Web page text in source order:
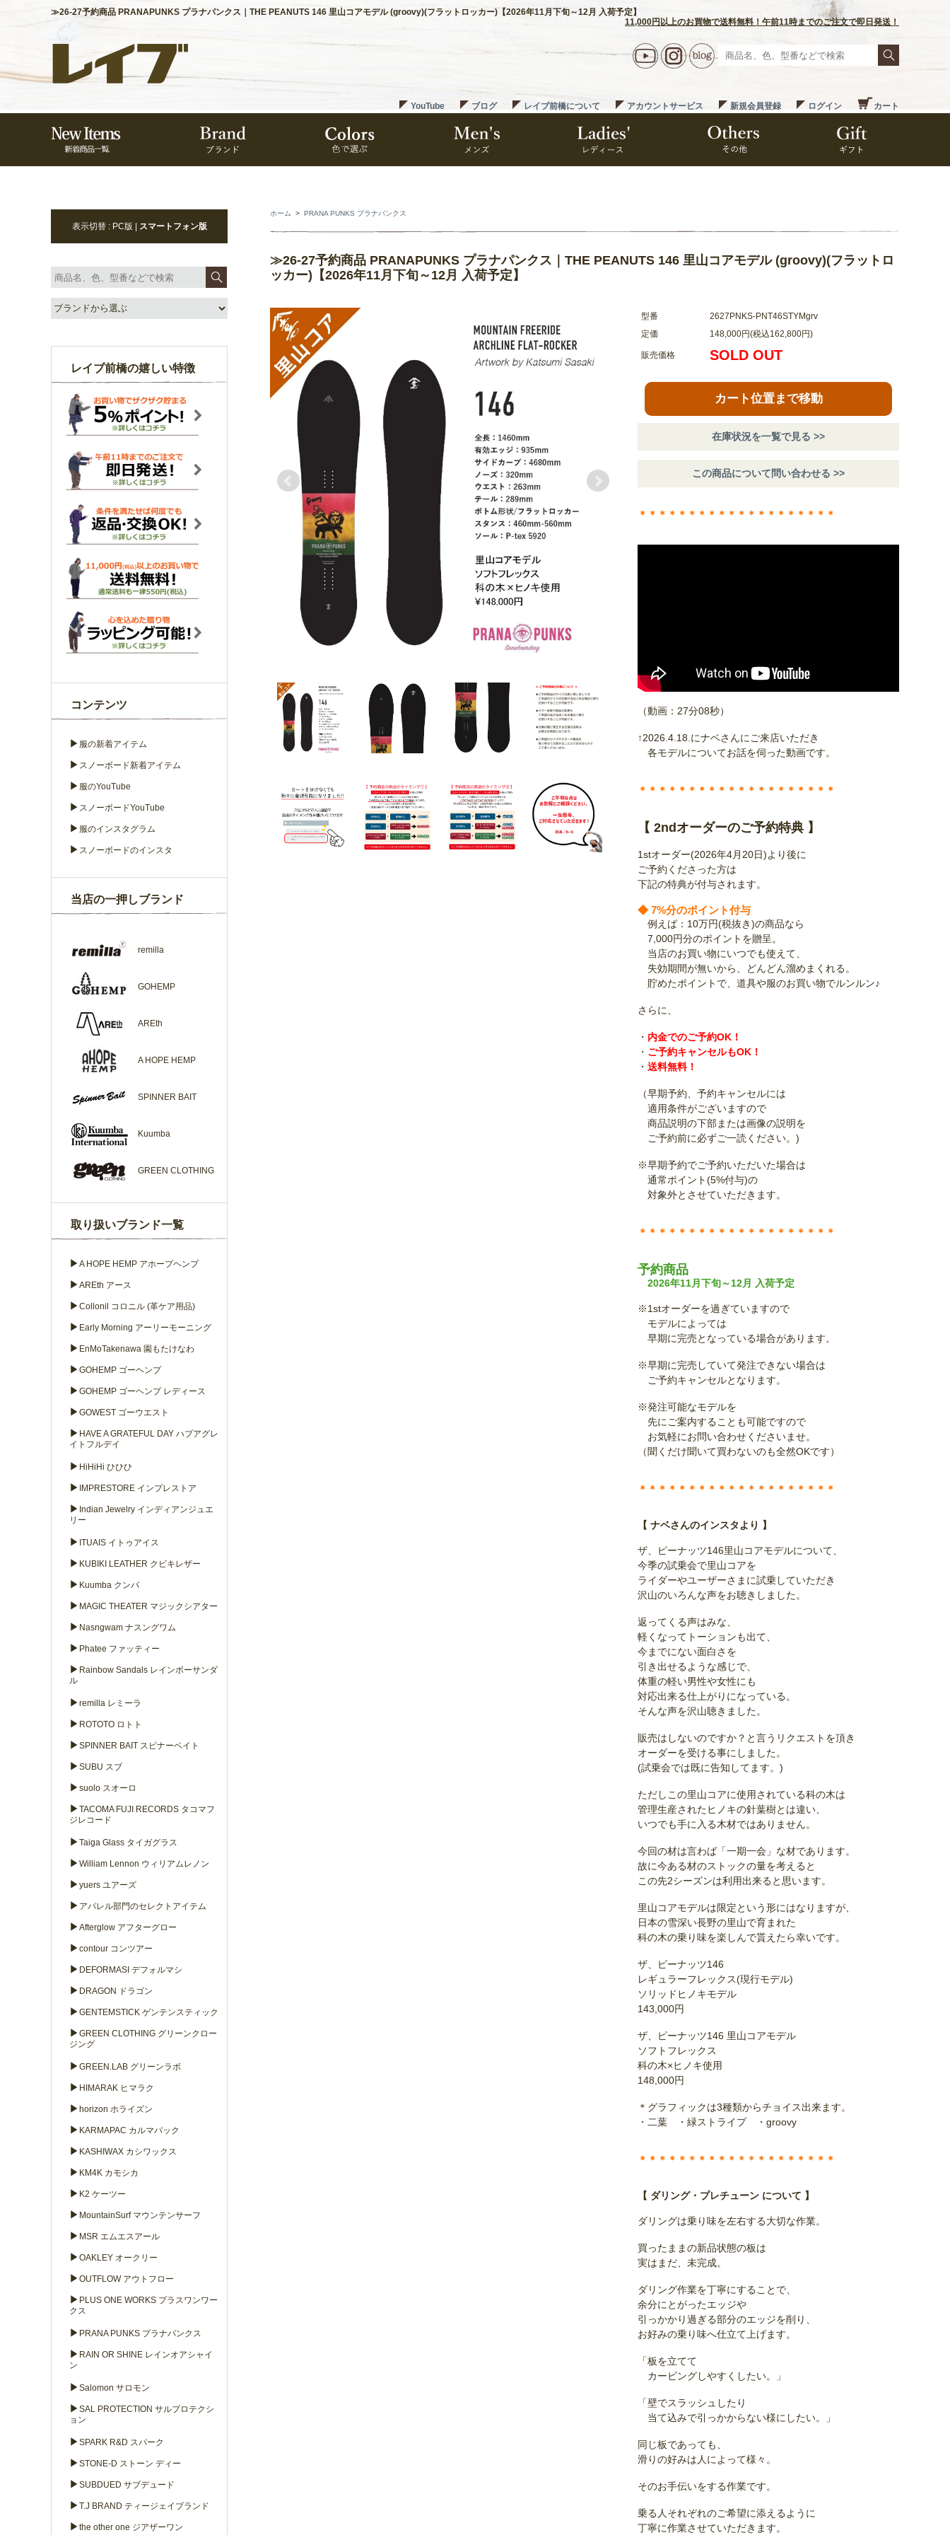
≫26-27予約商品 PRANAPUNKS プラナパンクス｜THE PEANUTS 146 里山コアモデル (groovy)(フラットロッカー)【2026年11月下旬～12月 入荷予定】
11,000円以上のお買物で送料無料！午前11時までのご注文で即日発送！
YouTube ブログ レイブ前橋について アカウントサービス 新規会員登録 ログイン カート
ホーム > PRANA PUNKS プラナパンクス
≫26-27予約商品 PRANAPUNKS プラナパンクス｜THE PEANUTS 146 里山コアモデル (groovy)(フラットロ
ッカー)【2026年11月下旬～12月 入荷予定】
型番
2627PNKS-PNT46STYMgrv
定価
148,000円(税込162,800円)
販売価格 SOLD OUT
カート位置まで移動
在庫状況を一覧で見る >>
この商品について問い合わせる >>
＊＊＊＊＊＊＊＊＊＊＊＊＊＊＊＊＊＊＊＊
（動画：27分08秒）
↑2026.4.18.にナベさんにご来店いただき
各モデルについてお話を伺った動画です。
＊＊＊＊＊＊＊＊＊＊＊＊＊＊＊＊＊＊＊＊
【 2ndオーダーのご予約特典 】
1stオーダー(2026年4月20日)より後に
ご予約くださった方は
下記の特典が付与されます。
◆ 7%分のポイント付与
例えば：10万円(税抜き)の商品なら
7,000円分のポイントを贈呈。
当店のお買い物にいつでも使えて、
失効期間が無いから、どんどん溜めまくれる。
貯めたポイントで、道具や服のお買い物でルンルン♪
さらに、
・ 内金でのご予約OK！
・ ご予約キャンセルもOK！
・ 送料無料！
（早期予約、予約キャンセルには
適用条件がございますので
商品説明の下部または画像の説明を
ご予約前に必ずご一読ください。)
※早期予約でご予約いただいた場合は
通常ポイント(5%付与)の
対象外とさせていただきます。
＊＊＊＊＊＊＊＊＊＊＊＊＊＊＊＊＊＊＊＊
予約商品
2026年11月下旬～12月 入荷予定
※1stオーダーを過ぎていますので
モデルによっては
早期に完売となっている場合があります。
※早期に完売していて発注できない場合は
ご予約キャンセルとなります。
※発注可能なモデルを
先にご案内することも可能ですので
お気軽にお問い合わせくださいませ。
（聞くだけ聞いて買わないのも全然OKです）
＊＊＊＊＊＊＊＊＊＊＊＊＊＊＊＊＊＊＊＊
【 ナベさんのインスタより 】
ザ、ピーナッツ146里山コアモデルについて、
今季の試乗会で里山コアを
ライダーやユーザーさまに試乗していただき
沢山のいろんな声をお聴きしました。
返ってくる声はみな、
軽くなってトーションも出て、
今までにない面白さを
引き出せるような感じで、
体重の軽い男性や女性にも
対応出来る仕上がりになっている。
そんな声を沢山聴きました。
販売はしないのですか？と言うリクエストを頂き
オーダーを受ける事にしました。
(試乗会では既に告知してます。)
ただしこの里山コアに使用されている科の木は
管理生産されたヒノキの針葉樹とは違い、
いつでも手に入る木材ではありません。
今回の材は言わば「一期一会」な材であります。
故に今ある材のストックの量を考えると
この先2シーズンは利用出来ると思います。
里山コアモデルは限定という形にはなりますが、
日本の雪深い長野の里山で育まれた
科の木の乗り味を楽しんで貰えたら幸いです。
ザ、ピーナッツ146
レギュラーフレックス(現行モデル)
ソリッドヒノキモデル
143,000円
ザ、ピーナッツ146 里山コアモデル
ソフトフレックス
科の木×ヒノキ使用
148,000円
＊グラフィックは3種類からチョイス出来ます。
・二葉 ・緑ストライプ ・groovy
＊＊＊＊＊＊＊＊＊＊＊＊＊＊＊＊＊＊＊＊
【 ダリング・プレチューン について 】
ダリングは乗り味を左右する大切な作業。
買ったままの新品状態の板は
実はまだ、未完成。
ダリング作業を丁寧にすることで、
余分にとがったエッジや
引っかかり過ぎる部分のエッジを削り、
お好みの乗り味へ仕立て上げます。
「板を立てて
カービングしやすくしたい。」
「壁でスラッシュしたり
当て込みで引っかからない様にしたい。」
同じ板であっても、
滑りの好みは人によって様々。
そのお手伝いをする作業です。
乗る人それぞれのご希望に添えるように
丁寧に作業させていただきます。
表示切替 : PC版 | スマートフォン版
レイブ前橋の嬉しい特徴
コンテンツ
▶ 服の新着アイテム
▶ スノーボード新着アイテム
▶ 服のYouTube
▶ スノーボードYouTube
▶ 服のインスタグラム
▶ スノーボードのインスタ
当店の一押しブランド
remilla
GOHEMP
AREth
A HOPE HEMP
SPINNER BAIT
Kuumba
GREEN CLOTHING
取り扱いブランド一覧
▶ A HOPE HEMP アホープヘンプ
▶ AREth アース
▶ Collonil コロニル (革ケア用品)
▶ Early Morning アーリーモーニング
▶ EnMoTakenawa 園もたけなわ
▶ GOHEMP ゴーヘンプ
▶ GOHEMP ゴーヘンプ レディース
▶ GOWEST ゴーウエスト
▶ HAVE A GRATEFUL DAY ハブアグレ
イトフルデイ
▶ HiHiHi ひひひ
▶ IMPRESTORE インプレストア
▶ Indian Jewelry インディアンジュエ
リー
▶ ITUAIS イトゥアイス
▶ KUBIKI LEATHER クビキレザー
▶ Kuumba クンバ
▶ MAGIC THEATER マジックシアター
▶ Nasngwam ナスングワム
▶ Phatee ファッティー
▶ Rainbow Sandals レインボーサンダ
ル
▶ remilla レミーラ
▶ ROTOTO ロトト
▶ SPINNER BAIT スピナーベイト
▶ SUBU スブ
▶ suolo スオーロ
▶ TACOMA FUJI RECORDS タコマフ
ジレコード
▶ Taiga Glass タイガグラス
▶ William Lennon ウィリアムレノン
▶ yuers ユアーズ
▶ アパレル部門のセレクトアイテム
▶ Afterglow アフターグロー
▶ contour コンツアー
▶ DEFORMASI デフォルマシ
▶ DRAGON ドラゴン
▶ GENTEMSTICK ゲンテンスティック
▶ GREEN CLOTHING グリーンクロー
ジング
▶ GREEN.LAB グリーンラボ
▶ HIMARAK ヒマラク
▶ horizon ホライズン
▶ KARMAPAC カルマパック
▶ KASHIWAX カシワックス
▶ KM4K カモシカ
▶ K2 ケーツー
▶ MountainSurf マウンテンサーフ
▶ MSR エムエスアール
▶ OAKLEY オークリー
▶ OUTFLOW アウトフロー
▶ PLUS ONE WORKS プラスワンワー
クス
▶ PRANA PUNKS プラナパンクス
▶ RAIN OR SHINE レインオアシャイ
ン
▶ Salomon サロモン
▶ SAL PROTECTION サルプロテクシ
ョン
▶ SPARK R&D スパーク
▶ STONE-D ストーン ディー
▶ SUBDUED サブデュード
▶ T.J BRAND ティージェイブランド
▶ the other one ジアザーワン